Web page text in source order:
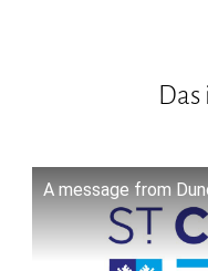
Das
A message from